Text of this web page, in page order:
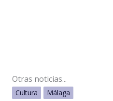
Otras noticias...
Cultura Málaga